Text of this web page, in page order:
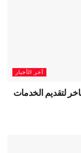
آخر الأخبار
لتقديم الخدمات